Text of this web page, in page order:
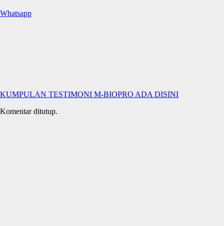
Whatsapp
KUMPULAN TESTIMONI M-BIOPRO ADA DISINI
Komentar ditutup.